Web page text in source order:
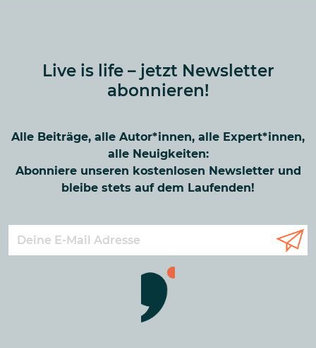
Live is life – jetzt Newsletter
abonnieren!
Alle Beiträge, alle Autor*innen, alle Expert*innen,
alle Neuigkeiten:
Abonniere unseren kostenlosen Newsletter und
bleibe stets auf dem Laufenden!